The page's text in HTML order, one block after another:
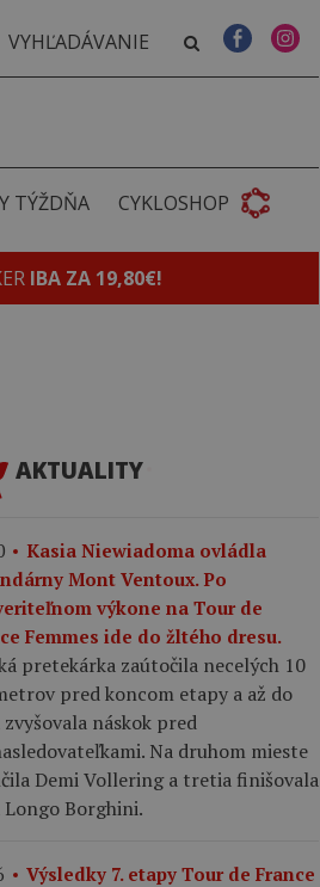
TÝŽDŇA CYKLOSHOP
IBA ZA 19,80€!
AKTUALITY
Kasia Niewiadoma ovládla
Mont Ventoux. Po
výkone na Tour de
Femmes ide do žltého dresu.
pretekárka zaútočila necelých 10
pred koncom etapy a až do
zvyšovala náskok pred
Na druhom mieste
Demi Vollering a tretia finišovala
Longo Borghini.
Výsledky 7. etapy Tour de France